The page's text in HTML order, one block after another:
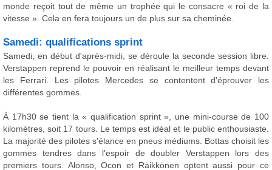
monde reçoit tout de même un trophée qui le consacre « roi de la
vitesse ». Cela en fera toujours un de plus sur sa cheminée.
Samedi: qualifications sprint
Samedi, en début d'après-midi, se déroule la seconde session libre.
Verstappen reprend le pouvoir en réalisant le meilleur temps devant
les Ferrari. Les pilotes Mercedes se contentent d'éprouver les
différentes gommes.
À 17h30 se tient la « qualification sprint », une mini-course de 100
kilomètres, soit 17 tours. Le temps est idéal et le public enthousiaste.
La majorité des pilotes s'élance en pneus médiums. Bottas choisit les
gommes tendres dans l'espoir de doubler Verstappen lors des
premiers tours. Alonso, Ocon et Räikkönen optent aussi pour ce